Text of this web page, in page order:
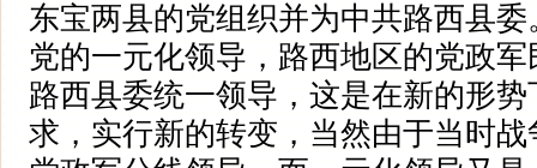
东宝两县的党组织并为中共路西县委
党的一元化领导，路西地区的党政
路西县委统一领导，这是在新的形
求，实行新的转变，当然由于当时